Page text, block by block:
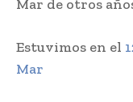
Mar de otros
Estuvimos en el
Mar